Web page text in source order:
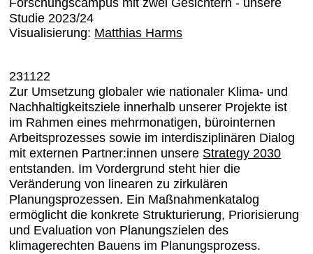
Studie 2023/24
Visualisierung: Matthias Harms
231122
Zur Umsetzung globaler wie nationaler Klima- und
Nachhaltigkeitsziele innerhalb unserer Projekte ist
im Rahmen eines mehrmonatigen, bürointernen
Arbeitsprozesses sowie im interdisziplinären Dialog
mit externen Partner:innen unsere Strategy 2030
entstanden. Im Vordergrund steht hier die
Veränderung von linearen zu zirkulären
Planungsprozessen. Ein Maßnahmenkatalog
ermöglicht die konkrete Strukturierung, Priorisierung
und Evaluation von Planungszielen des
klimagerechten Bauens im Planungsprozess.